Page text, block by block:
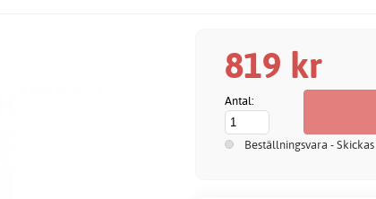
819 kr
Antal:
Beställningsvara -